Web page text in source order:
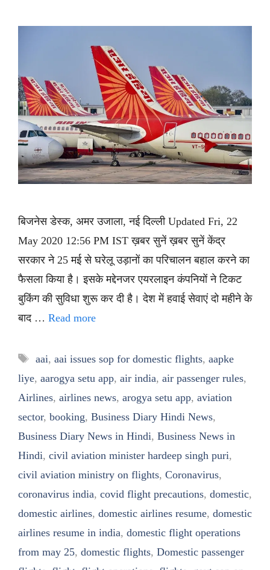
बिजनेस डेस्क, अमर उजाला, नई दिल्ली Updated Fri, 22
May 2020 12:56 PM IST ख़बर सुनें ख़बर सुनें केंद्र
सरकार ने 25 मई से घरेलू उड़ानों का परिचालन बहाल करने का
फैसला किया है। इसके मद्देनजर एयरलाइन कंपनियों ने टिकट
बुकिंग की सुविधा शुरू कर दी है। देश में हवाई सेवाएं दो महीने के
बाद … Read more
Tags
aai, aai issues sop for domestic flights, aapke
liye, aarogya setu app, air india, air passenger rules,
Airlines, airlines news, arogya setu app, aviation
sector, booking, Business Diary Hindi News,
Business Diary News in Hindi, Business News in
Hindi, civil aviation minister hardeep singh puri,
civil aviation ministry on flights, Coronavirus,
coronavirus india, covid flight precautions, domestic,
domestic airlines, domestic airlines resume, domestic
airlines resume in india, domestic flight operations
from may 25, domestic flights, Domestic passenger